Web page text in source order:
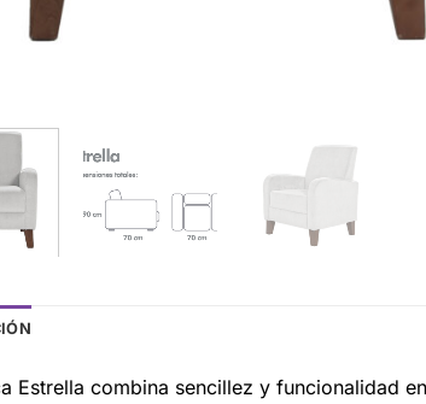
Estrella combina sencillez y funcionalidad